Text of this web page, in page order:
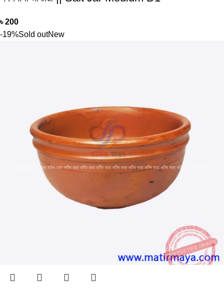
৳200
-19%Sold outNew